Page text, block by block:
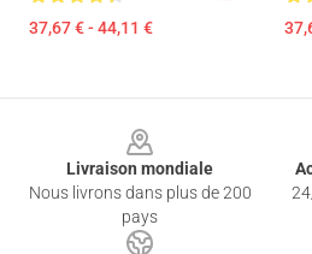
37,67 € - 44,11 €
Livraison mondiale
Nous livrons dans plus de 200
pays